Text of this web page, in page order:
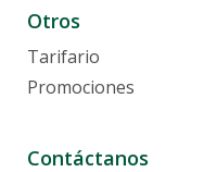
Otros
Tarifario
Promociones
Contáctanos